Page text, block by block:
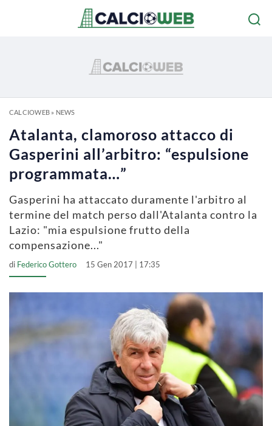
CALCIOWEB» NEWS
Atalanta, clamoroso attacco di
Gasperini all’arbitro: “espulsione
programmata…”
Gasperini ha attaccato duramente l'arbitro al
termine del match perso dall'Atalanta contro la
Lazio: "mia espulsione frutto della
compensazione..."
di Federico Gottero 15 Gen 2017 | 17:35